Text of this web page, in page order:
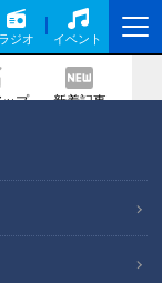
ラジオ イベント
プ 新着記事
の
『ヘルシ